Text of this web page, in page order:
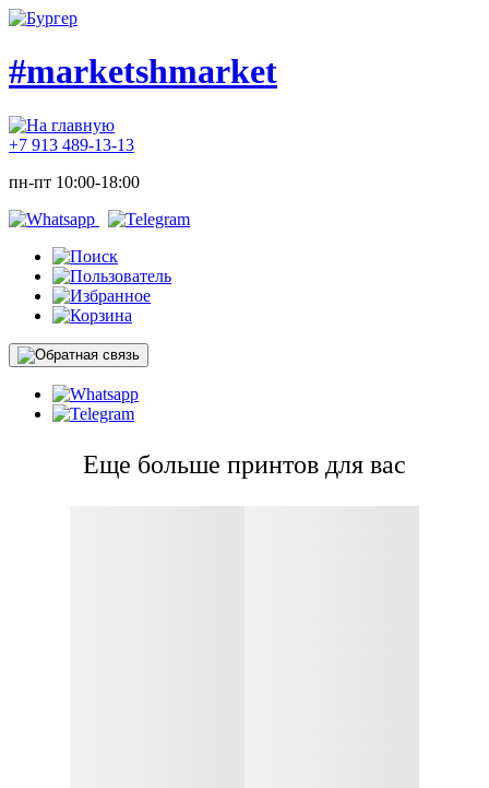
#marketshmarket
+7 913 489-13-13
пн-пт 10:00-18:00
Еще больше принтов для вас